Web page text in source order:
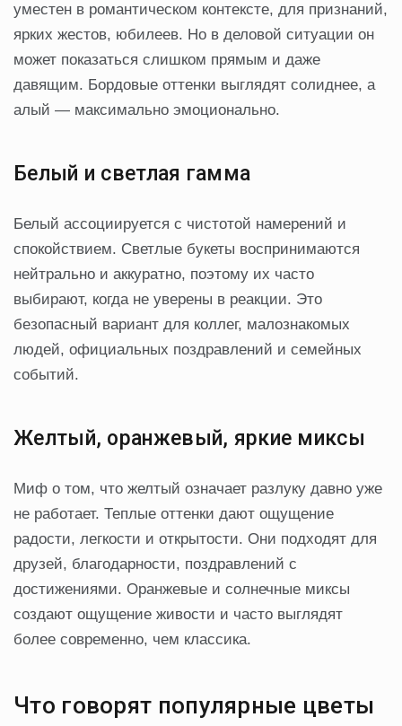
уместен в романтическом контексте, для признаний,
ярких жестов, юбилеев. Но в деловой ситуации он
может показаться слишком прямым и даже
давящим. Бордовые оттенки выглядят солиднее, а
алый — максимально эмоционально.
Белый и светлая гамма
Белый ассоциируется с чистотой намерений и
спокойствием. Светлые букеты воспринимаются
нейтрально и аккуратно, поэтому их часто
выбирают, когда не уверены в реакции. Это
безопасный вариант для коллег, малознакомых
людей, официальных поздравлений и семейных
событий.
Желтый, оранжевый, яркие миксы
Миф о том, что желтый означает разлуку давно уже
не работает. Теплые оттенки дают ощущение
радости, легкости и открытости. Они подходят для
друзей, благодарности, поздравлений с
достижениями. Оранжевые и солнечные миксы
создают ощущение живости и часто выглядят
более современно, чем классика.
Что говорят популярные цветы